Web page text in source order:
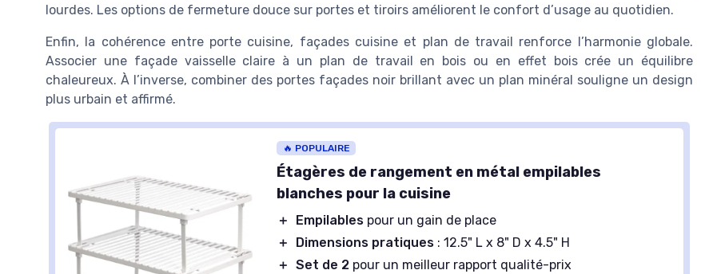
lourdes. Les options de fermeture douce sur portes et tiroirs améliorent le confort d’usage au quotidien.
Enfin, la cohérence entre porte cuisine, façades cuisine et plan de travail renforce l’harmonie globale.
Associer une façade vaisselle claire à un plan de travail en bois ou en effet bois crée un équilibre
chaleureux. À l’inverse, combiner des portes façades noir brillant avec un plan minéral souligne un design
plus urbain et affirmé.
🔥 POPULAIRE
Étagères de rangement en métal empilables
blanches pour la cuisine
＋ Empilables pour un gain de place
＋
Dimensions pratiques : 12.5" L x 8" D x 4.5" H
＋ Set de 2 pour un meilleur rapport qualité-prix